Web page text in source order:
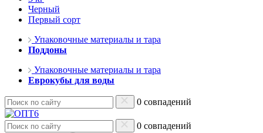
Черный
Первый сорт
Упаковочные материалы и тара
Поддоны
Упаковочные материалы и тара
Еврокубы для воды
0 совпадений
0 совпадений